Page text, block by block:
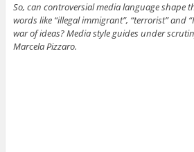
So, can controversial media language shape
words like “illegal immigrant”, “terrorist” and
war of ideas? Media style guides under
Marcela Pizzaro.